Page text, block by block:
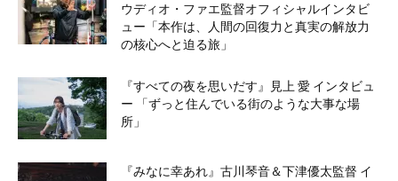
ウディオ・ファエ監督オフィシャルインタビ
ュー「本作は、人間の回復力と真実の解放力
の核心へと迫る旅」
『すべての夜を思いだす』見上 愛 インタビュ
ー 「ずっと住んでいる街のような大事な場
所」
『みなに幸あれ』古川琴音＆下津優太監督 イ